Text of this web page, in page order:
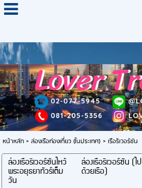
หน้าหลัก> ล่องเรือท่องเที่ยว (ในประเทศ) > เรือริเวอร์ซัน
ล่องเรือริเวอร์ซันไหว้
พระอยุธยาทัวร์เต็ม
วัน
ล่องเรือริเวอร์ซัน (ไป
ด้วยเรือ)